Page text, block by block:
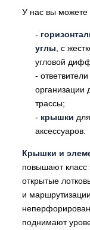
У нас вы можете
-
углы, с
угловой
- ответвители
организации
трассы;
- крышки
аксессуаров.
Крышки и
повышают класс
открытые
и
поднимают